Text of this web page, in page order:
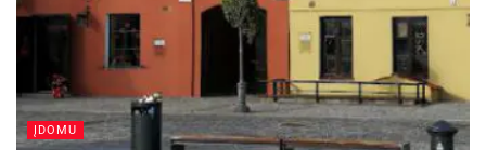
Daugyvenės kultūros istorijos muziejaus-
draustinio inf.
ĮDOMU